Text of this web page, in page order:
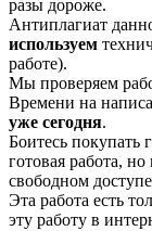
разы дороже.
Антиплагиат
используем
работе).
Мы проверяем
Времени на
уже сегодня.
Боитесь покупать
готовая работа, но
свободном
Эта работа есть
эту работу в